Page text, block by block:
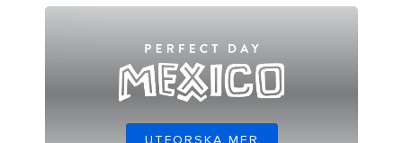
UTFORSKA MER